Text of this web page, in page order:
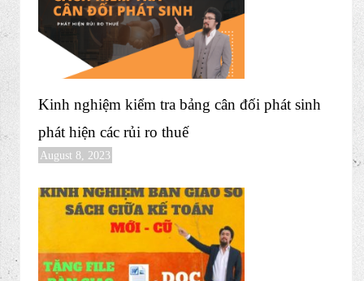
Kinh nghiệm kiểm tra bảng cân đối phát sinh
phát hiện các rủi ro thuế
August 8, 2023